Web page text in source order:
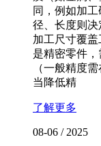
同，例如加
径、长度则
加工尺寸覆
是精密零件
（一般精度
当降低精
了解更多
08-06 / 2025